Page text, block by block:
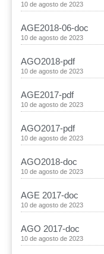
10 de agosto de 2023
AGE2018-06-doc
10 de agosto de 2023
AGO2018-pdf
10 de agosto de 2023
AGE2017-pdf
10 de agosto de 2023
AGO2017-pdf
10 de agosto de 2023
AGO2018-doc
10 de agosto de 2023
AGE 2017-doc
10 de agosto de 2023
AGO 2017-doc
10 de agosto de 2023